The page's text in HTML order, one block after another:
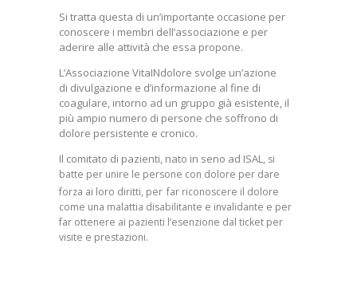
Si tratta questa di un’importante occasione per
conoscere i membri dell’associazione e per
aderire alle attività che essa propone.
L’Associazione VitaINdolore svolge un’azione
di divulgazione e d’informazione al fine di
coagulare, intorno ad un gruppo già esistente, il
più ampio numero di persone che soffrono di
dolore persistente e cronico.
Il comitato di pazienti, nato in seno ad ISAL, si
batte per unire le persone con dolore per dare
forza ai loro diritti, per far riconoscere il dolore
come una malattia disabilitante e invalidante e per
far ottenere ai pazienti l’esenzione dal ticket per
visite e prestazioni.